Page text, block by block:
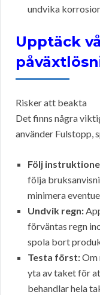
undvika
Upptäck
Risker att beakta
Det finns några
använder Fulstopp,
Följ
följa
minimera
Undvik regn:
förväntas regn
spola bort
Testa först:Om
yta av taket för
behandlar hela